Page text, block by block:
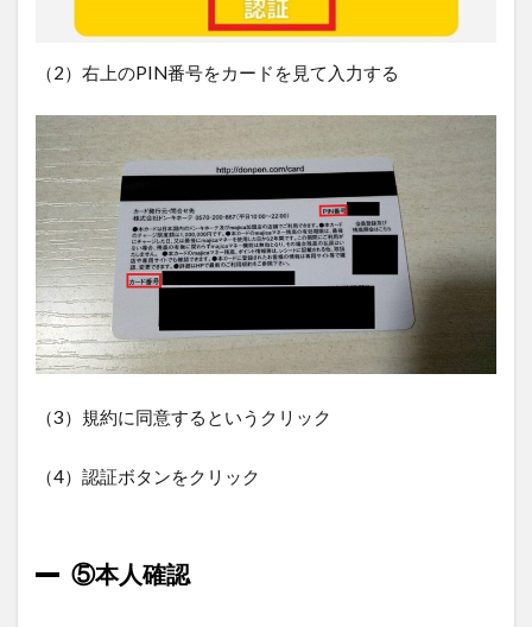
（2）右上のPIN番号をカードを見て入力する
（3）規約に同意するというクリック
（4）認証ボタンをクリック
⑤本人確認